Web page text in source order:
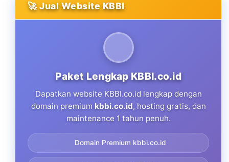
🚀 Jual Website KBBI
Paket Lengkap KBBI.co.id
Dapatkan website KBBI.co.id lengkap dengan
domain premium kbbi.co.id, hosting gratis, dan
maintenance 1 tahun penuh.
Domain Premium kbbi.co.id